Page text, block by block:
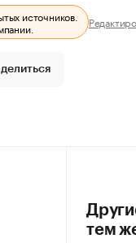
источников.
тем